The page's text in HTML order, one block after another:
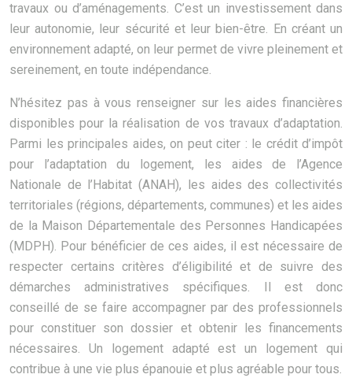
travaux ou d’aménagements. C’est un investissement dans
leur autonomie, leur sécurité et leur bien-être. En créant un
environnement adapté, on leur permet de vivre pleinement et
sereinement, en toute indépendance.
N’hésitez pas à vous renseigner sur les aides financières
disponibles pour la réalisation de vos travaux d’adaptation.
Parmi les principales aides, on peut citer : le crédit d’impôt
pour l’adaptation du logement, les aides de l’Agence
Nationale de l’Habitat (ANAH), les aides des collectivités
territoriales (régions, départements, communes) et les aides
de la Maison Départementale des Personnes Handicapées
(MDPH). Pour bénéficier de ces aides, il est nécessaire de
respecter certains critères d’éligibilité et de suivre des
démarches administratives spécifiques. Il est donc
conseillé de se faire accompagner par des professionnels
pour constituer son dossier et obtenir les financements
nécessaires. Un logement adapté est un logement qui
contribue à une vie plus épanouie et plus agréable pour tous.